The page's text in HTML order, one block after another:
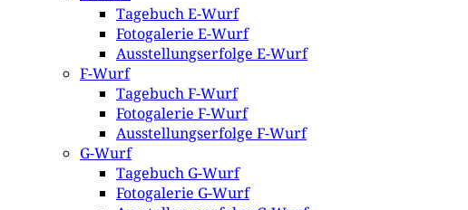
Tagebuch E-Wurf
Fotogalerie E-Wurf
Ausstellungserfolge E-Wurf
F-Wurf
Tagebuch F-Wurf
Fotogalerie F-Wurf
Ausstellungserfolge F-Wurf
G-Wurf
Tagebuch G-Wurf
Fotogalerie G-Wurf